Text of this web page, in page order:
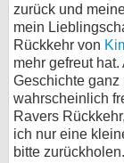
zurück und
mein
Rückkehr von
mehr gefreut
Geschichte ganz
wahrscheinlich
Ravers
ich nur eine
bitte zurückholen.